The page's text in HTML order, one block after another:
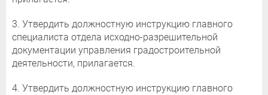
3. Утвердить должностную инструкцию главного
специалиста отдела исходно-разрешительной
документации управления градостроительной
деятельности, прилагается.
4. Утвердить должностную инструкцию главного